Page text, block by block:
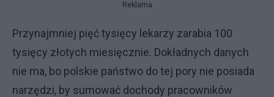
Reklama
Przynajmniej pięć tysięcy lekarzy zarabia 100
tysięcy złotych miesięcznie. Dokładnych danych
nie ma, bo polskie państwo do tej pory nie posiada
narzędzi, by sumować dochody pracowników